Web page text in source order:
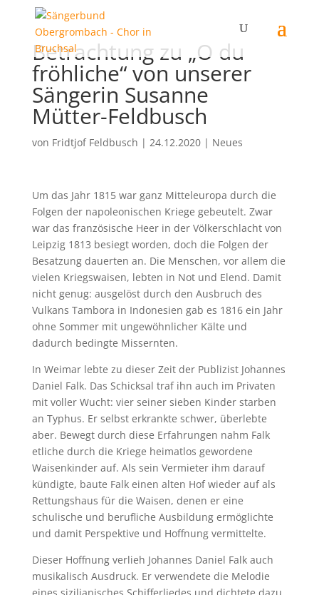
Betrachtung zu „O du
fröhliche“ von unserer
Sängerin Susanne
Mütter-Feldbusch
von Fridtjof Feldbusch | 24.12.2020| Neues
Um das Jahr 1815 war ganz Mitteleuropa durch die
Folgen der napoleonischen Kriege gebeutelt. Zwar
war das französische Heer in der Völkerschlacht von
Leipzig 1813 besiegt worden, doch die Folgen der
Besatzung dauerten an. Die Menschen, vor allem die
vielen Kriegswaisen, lebten in Not und Elend. Damit
nicht genug: ausgelöst durch den Ausbruch des
Vulkans Tambora in Indonesien gab es 1816 ein Jahr
ohne Sommer mit ungewöhnlicher Kälte und
dadurch bedingte Missernten.
In Weimar lebte zu dieser Zeit der Publizist Johannes
Daniel Falk. Das Schicksal traf ihn auch im Privaten
mit voller Wucht: vier seiner sieben Kinder starben
an Typhus. Er selbst erkrankte schwer, überlebte
aber. Bewegt durch diese Erfahrungen nahm Falk
etliche durch die Kriege heimatlos gewordene
Waisenkinder auf. Als sein Vermieter ihm darauf
kündigte, baute Falk einen alten Hof wieder auf als
Rettungshaus für die Waisen, denen er eine
schulische und berufliche Ausbildung ermöglichte
und damit Perspektive und Hoffnung vermittelte.
Dieser Hoffnung verlieh Johannes Daniel Falk auch
musikalisch Ausdruck. Er verwendete die Melodie